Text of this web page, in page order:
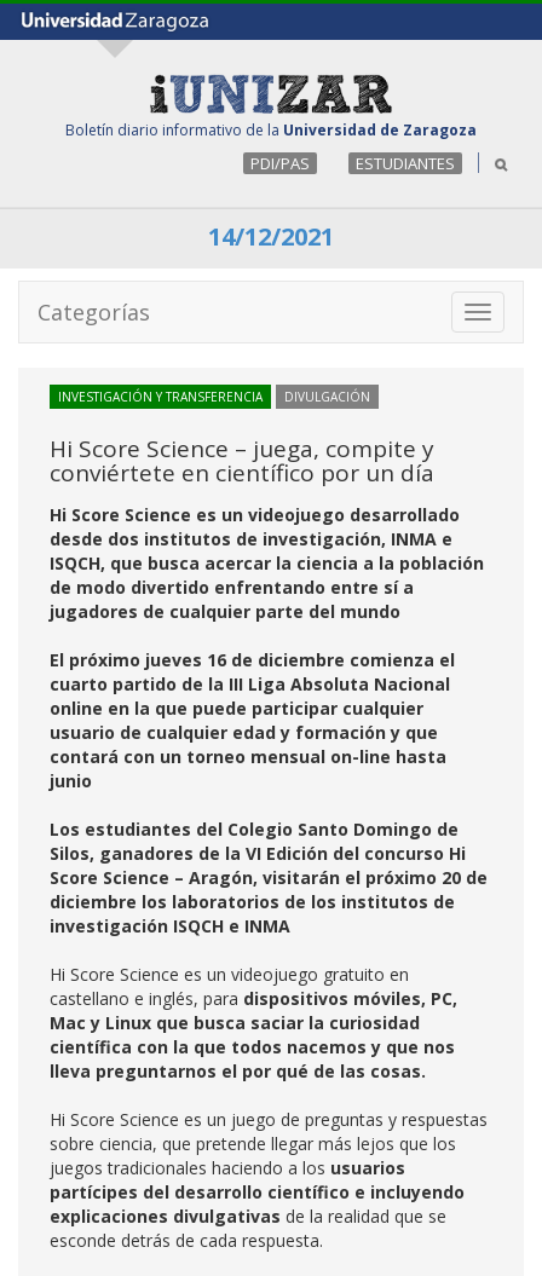
Boletín diario informativo de la Universidad de Zaragoza
PDI/PAS ESTUDIANTES
14/12/2021
Toggle
Categorías
INVESTIGACIÓN Y TRANSFERENCIA DIVULGACIÓN
Hi Score Science – juega, compite y
conviértete en científico por un día
Hi Score Science es un videojuego desarrollado
desde dos institutos de investigación, INMA e
ISQCH, que busca acercar la ciencia a la población
de modo divertido enfrentando entre sí a
jugadores de cualquier parte del mundo
El próximo jueves 16 de diciembre comienza el
cuarto partido de la III Liga Absoluta Nacional
online en la que puede participar cualquier
usuario de cualquier edad y formación y que
contará con un torneo mensual on-line hasta
junio
Los estudiantes del Colegio Santo Domingo de
Silos, ganadores de la VI Edición del concurso Hi
Score Science – Aragón, visitarán el próximo 20 de
diciembre los laboratorios de los institutos de
investigación ISQCH e INMA
Hi Score Science es un videojuego gratuito en
castellano e inglés, para dispositivos móviles, PC,
Mac y Linux que busca saciar la curiosidad
científica con la que todos nacemos y que nos
lleva preguntarnos el por qué de las cosas.
Hi Score Science es un juego de preguntas y respuestas
sobre ciencia, que pretende llegar más lejos que los
juegos tradicionales haciendo a los usuarios
partícipes del desarrollo científico e incluyendo
explicaciones divulgativas de la realidad que se
esconde detrás de cada respuesta.